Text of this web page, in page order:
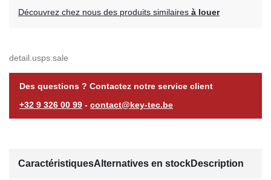
Découvrez chez nous des produits similaires à louer
detail.usps.sale
Des questions ? Contactez notre service client
+32 9 326 00 99 - contact@key-tec.be
CaractéristiquesAlternatives en stockDescription